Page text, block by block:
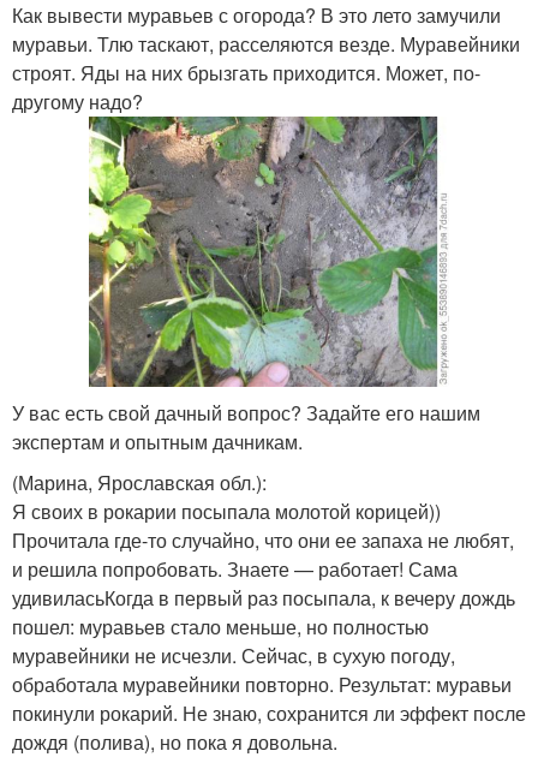
Как вывести муравьев с огорода? В это лето замучили
муравьи. Тлю таскают, расселяются везде. Муравейники
строят. Яды на них брызгать приходится. Может, по-
другому надо?
У вас есть свой дачный вопрос? Задайте его нашим
экспертам и опытным дачникам.
(Марина, Ярославская обл.):
Я своих в рокарии посыпала молотой корицей))
Прочитала где-то случайно, что они ее запаха не любят,
и решила попробовать. Знаете — работает! Сама
удивиласьКогда в первый раз посыпала, к вечеру дождь
пошел: муравьев стало меньше, но полностью
муравейники не исчезли. Сейчас, в сухую погоду,
обработала муравейники повторно. Результат: муравьи
покинули рокарий. Не знаю, сохранится ли эффект после
дождя (полива), но пока я довольна.